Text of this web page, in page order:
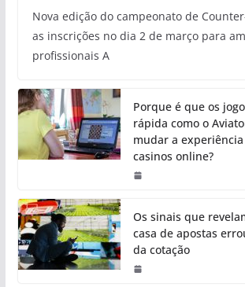
Nova edição do campeonato de
as inscrições no dia 2 de março para
profissionais A
Porque é que os
rápida como o
mudar a
casinos online?
Os sinais que
casa de apostas
da cotação